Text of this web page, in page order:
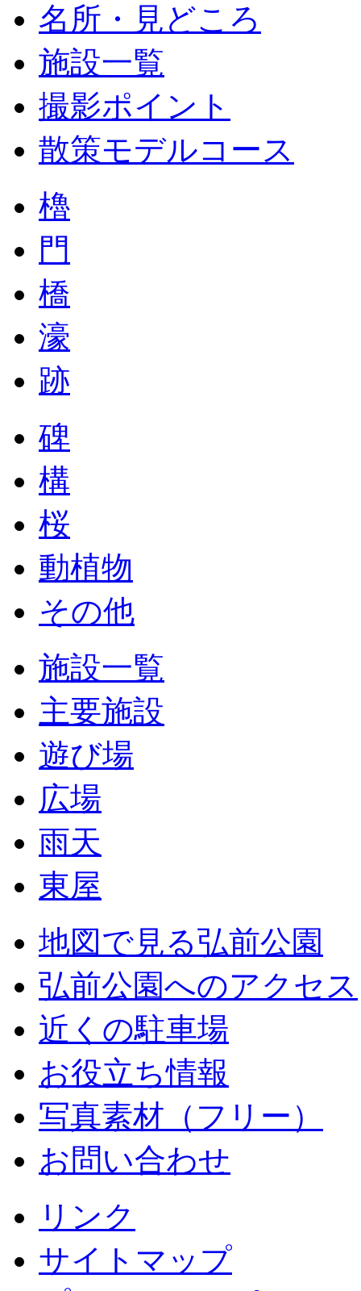
名所・見どころ
施設一覧
撮影ポイント
散策モデルコース
櫓
門
橋
濠
跡
碑
構
桜
動植物
その他
施設一覧
主要施設
遊び場
広場
雨天
東屋
地図で見る弘前公園
弘前公園へのアクセス
近くの駐車場
お役立ち情報
写真素材（フリー）
お問い合わせ
リンク
サイトマップ